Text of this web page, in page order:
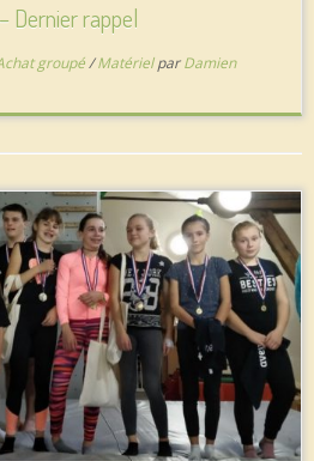
Dernier rappel
groupé/MatérielparDamien